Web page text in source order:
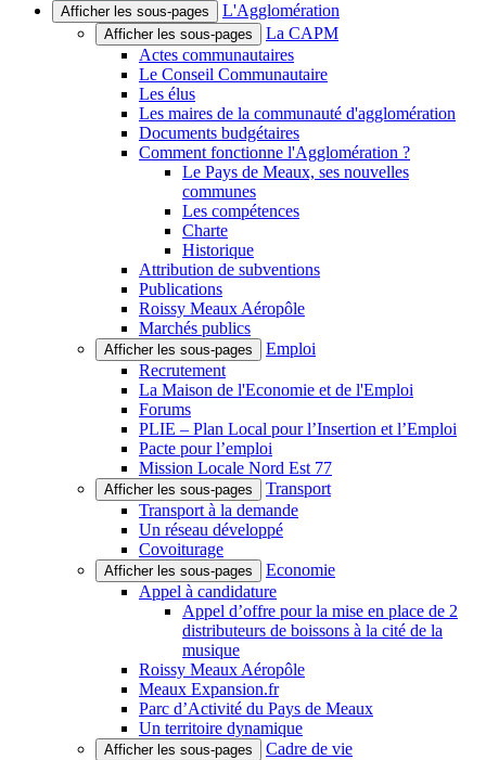
Afficher les sous-pages L'Agglomération
Afficher les sous-pages
La CAPM
Actes communautaires
Le Conseil Communautaire
Les élus
Les maires de la communauté d'agglomération
Documents budgétaires
Comment fonctionne l'Agglomération ?
Le Pays de Meaux, ses nouvelles
communes
Les compétences
Charte
Historique
Attribution de subventions
Publications
Roissy Meaux Aéropôle
Marchés publics
Afficher les sous-pages
Emploi
Recrutement
La Maison de l'Economie et de l'Emploi
Forums
PLIE – Plan Local pour l’Insertion et l’Emploi
Pacte pour l’emploi
Mission Locale Nord Est 77
Afficher les sous-pages
Transport
Transport à la demande
Un réseau développé
Covoiturage
Afficher les sous-pages
Economie
Appel à candidature
Appel d’offre pour la mise en place de 2
distributeurs de boissons à la cité de la
musique
Roissy Meaux Aéropôle
Meaux Expansion.fr
Parc d’Activité du Pays de Meaux
Un territoire dynamique
Afficher les sous-pages
Cadre de vie